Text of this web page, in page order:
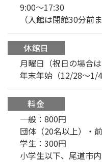
9:00〜17:30
（入館は閉館30分前ま
休館日
月曜日（祝日の場合は
年末年始（12/28〜1/4
料金
一般：800円
団体（20名以上）・
学生：300円
小学生以下、尾道市